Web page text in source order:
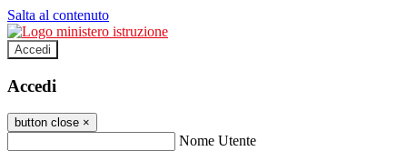
Salta al contenuto
Accedi
Accedi
button close ×
Nome Utente